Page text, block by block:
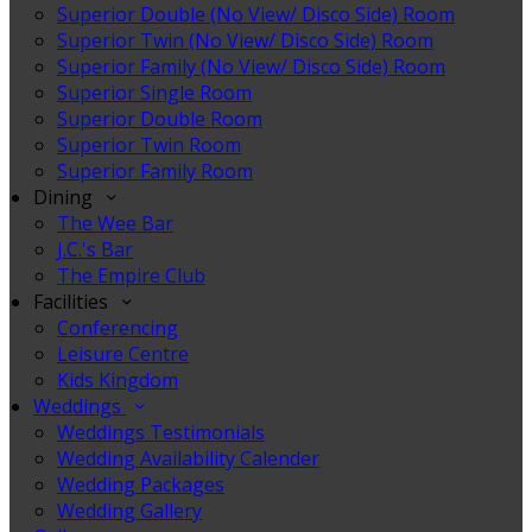
Superior Double (No View/ Disco Side) Room
Superior Twin (No View/ Disco Side) Room
Superior Family (No View/ Disco Side) Room
Superior Single Room
Superior Double Room
Superior Twin Room
Superior Family Room
Dining
The Wee Bar
J.C.'s Bar
The Empire Club
Facilities
Conferencing
Leisure Centre
Kids Kingdom
Weddings
Weddings Testimonials
Wedding Availability Calender
Wedding Packages
Wedding Gallery